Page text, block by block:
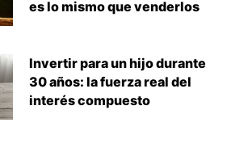
es lo mismo que venderlos
Invertir para un hijo durante
30 años: la fuerza real del
interés compuesto